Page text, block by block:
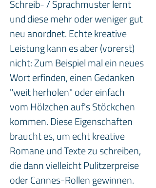
Schreib- / Sprachmuster lernt
und diese mehr oder weniger gut
neu anordnet. Echte kreative
Leistung kann es aber (vorerst)
nicht: Zum Beispiel mal ein neues
Wort erfinden, einen Gedanken
"weit herholen" oder einfach
vom Hölzchen auf's Stöckchen
kommen. Diese Eigenschaften
braucht es, um echt kreative
Romane und Texte zu schreiben,
die dann vielleicht Pulitzerpreise
oder Cannes-Rollen gewinnen.